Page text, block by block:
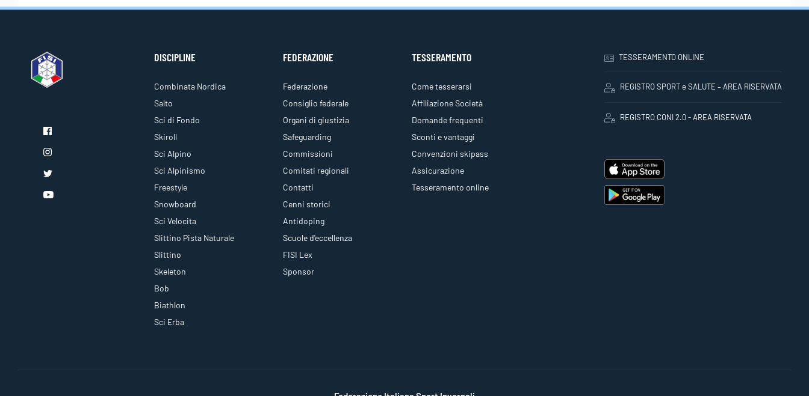
DISCIPLINE
Combinata Nordica
Salto
Sci di Fondo
Skiroll
Sci Alpino
Sci Alpinismo
Freestyle
Snowboard
Sci Velocita
Slittino Pista Naturale
Slittino
Skeleton
Bob
Biathlon
Sci Erba
FEDERAZIONE
Federazione
Consiglio federale
Organi di giustizia
Safeguarding
Commissioni
Comitati regionali
Contatti
Cenni storici
Antidoping
Scuole d'eccellenza
FISI Lex
Sponsor
TESSERAMENTO
Come tesserarsi
Affiliazione Società
Domande frequenti
Sconti e vantaggi
Convenzioni skipass
Assicurazione
Tesseramento online
TESSERAMENTO ONLINE
REGISTRO SPORT e SALUTE – AREA RISERVATA
REGISTRO CONI 2.0 - AREA RISERVATA